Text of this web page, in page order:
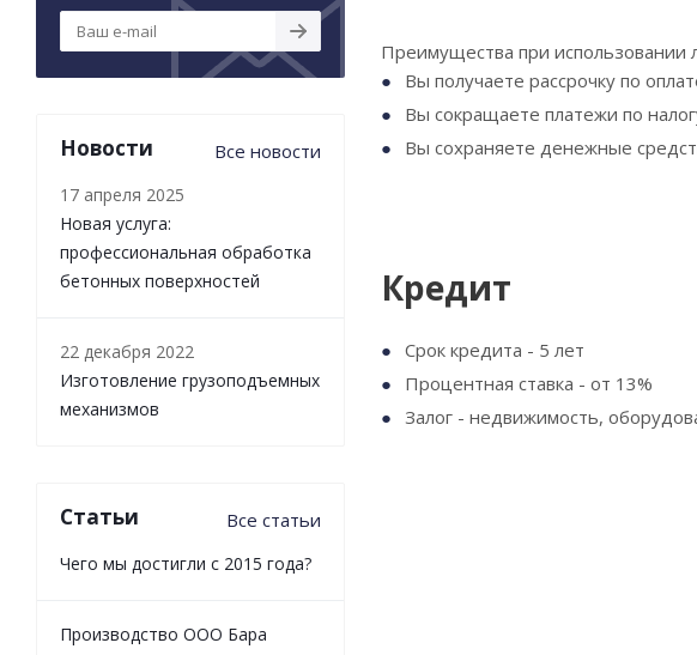
Преимущества при использовании
Вы получаете рассрочку по
Вы сокращаете платежи по
Вы сохраняете денежные
Кредит
Срок кредита - 5 лет
Процентная ставка - от 13%
Залог - недвижимость,
Новости Все новости
17 апреля 2025
Новая услуга:
профессиональная обработка
бетонных поверхностей
22 декабря 2022
Изготовление грузоподъемных
механизмов
Статьи Все статьи
Чего мы достигли с 2015 года?
Производство ООО Бара